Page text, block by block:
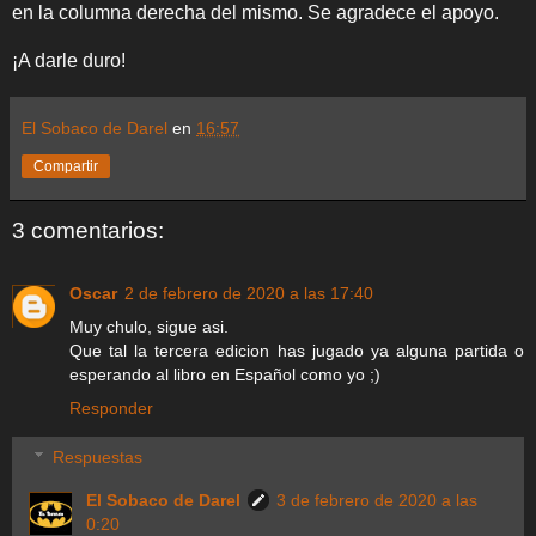
en la columna derecha del mismo. Se agradece el apoyo.
¡A darle duro!
El Sobaco de Darel en 16:57
Compartir
3 comentarios:
Oscar 2 de febrero de 2020 a las 17:40
Muy chulo, sigue asi.
Que tal la tercera edicion has jugado ya alguna partida o
esperando al libro en Español como yo ;)
Responder
Respuestas
El Sobaco de Darel
3 de febrero de 2020 a las
0:20